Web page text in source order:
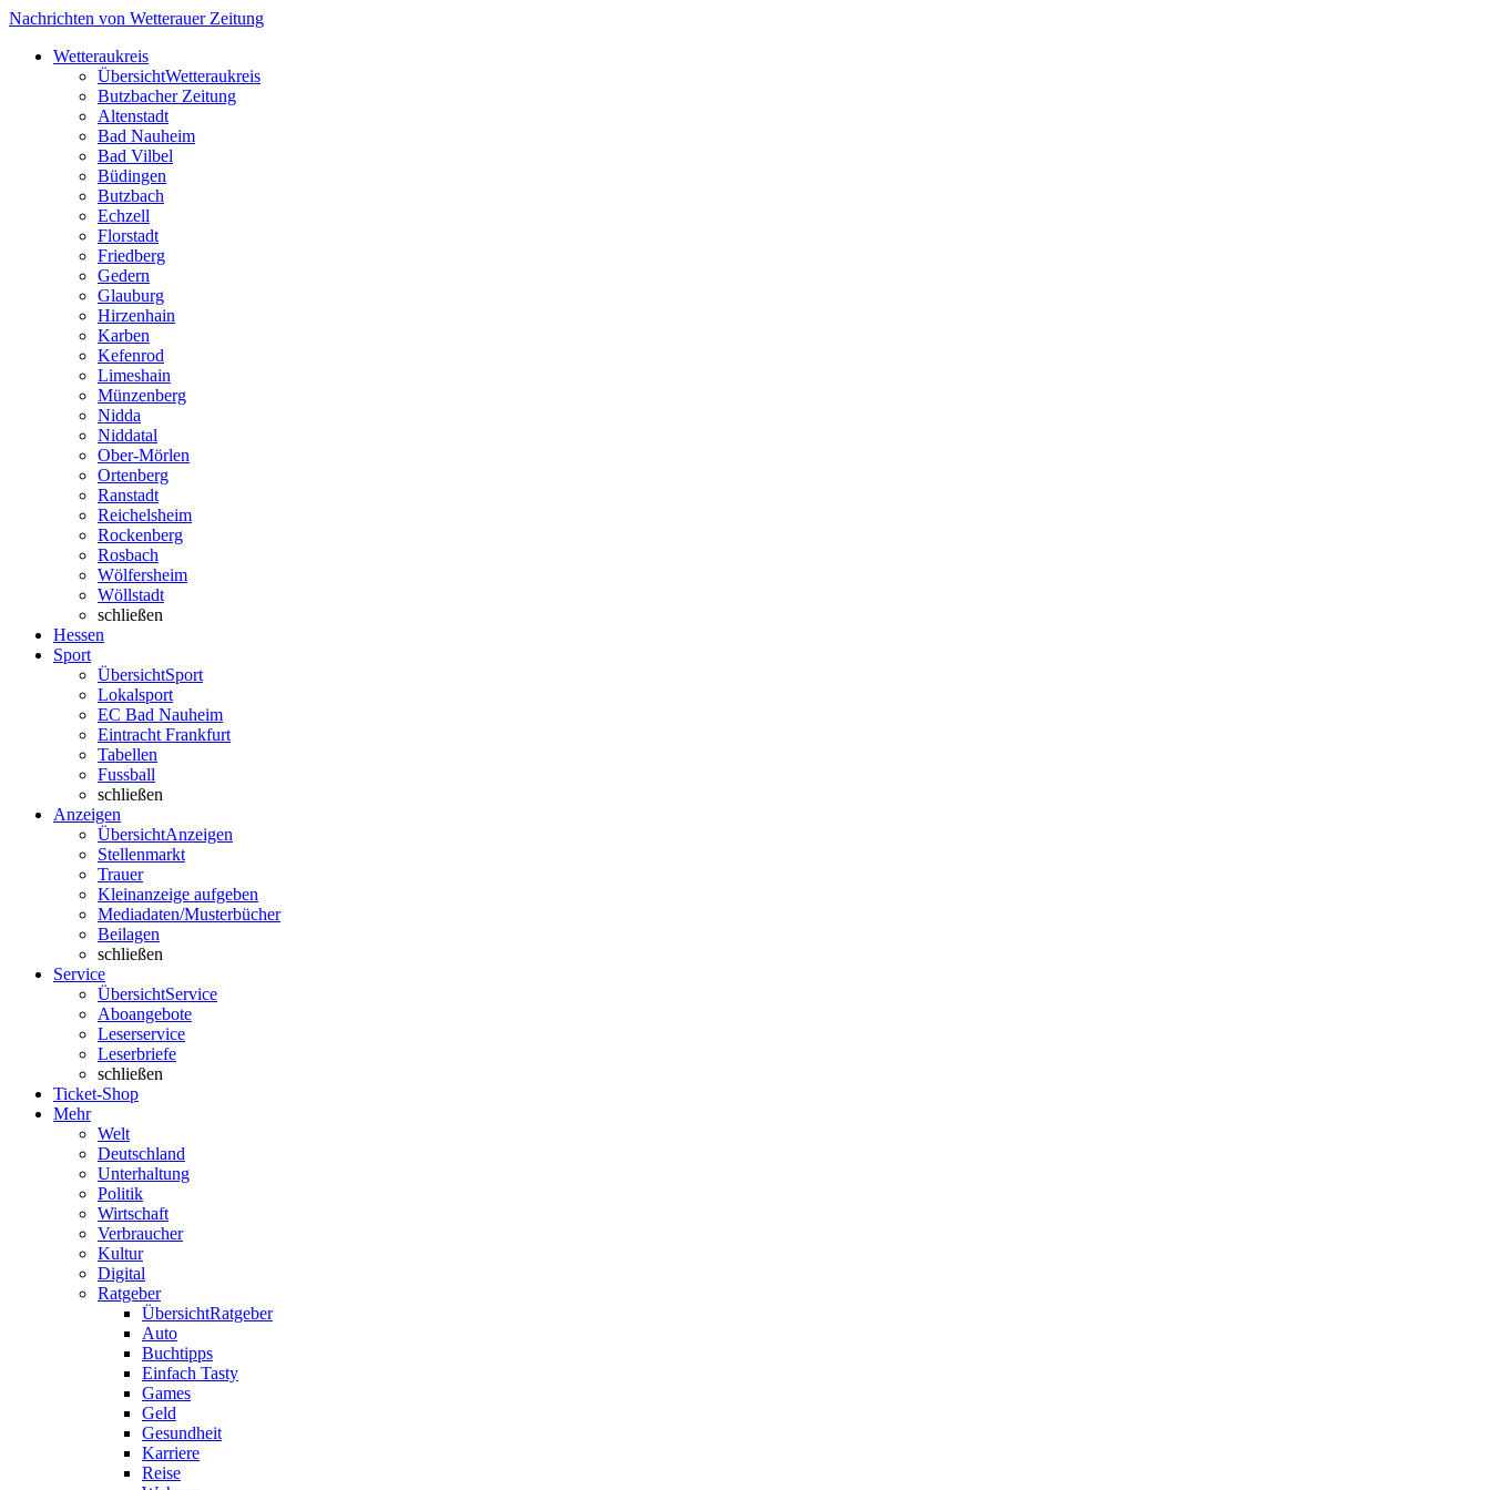
Nachrichten von Wetterauer Zeitung
Wetteraukreis
ÜbersichtWetteraukreis
Butzbacher Zeitung
Altenstadt
Bad Nauheim
Bad Vilbel
Büdingen
Butzbach
Echzell
Florstadt
Friedberg
Gedern
Glauburg
Hirzenhain
Karben
Kefenrod
Limeshain
Münzenberg
Nidda
Niddatal
Ober-Mörlen
Ortenberg
Ranstadt
Reichelsheim
Rockenberg
Rosbach
Wölfersheim
Wöllstadt
schließen
Hessen
Sport
ÜbersichtSport
Lokalsport
EC Bad Nauheim
Eintracht Frankfurt
Tabellen
Fussball
schließen
Anzeigen
ÜbersichtAnzeigen
Stellenmarkt
Trauer
Kleinanzeige aufgeben
Mediadaten/Musterbücher
Beilagen
schließen
Service
ÜbersichtService
Aboangebote
Leserservice
Leserbriefe
schließen
Ticket-Shop
Mehr
Welt
Deutschland
Unterhaltung
Politik
Wirtschaft
Verbraucher
Kultur
Digital
Ratgeber
ÜbersichtRatgeber
Auto
Buchtipps
Einfach Tasty
Games
Geld
Gesundheit
Karriere
Reise